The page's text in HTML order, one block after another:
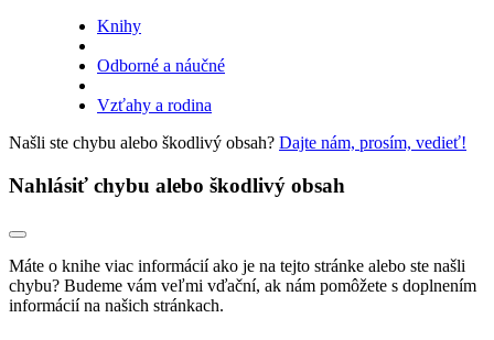
Knihy
Odborné a náučné
Vzťahy a rodina
Našli ste chybu alebo škodlivý obsah? Dajte nám, prosím, vedieť!
Nahlásiť chybu alebo škodlivý obsah
Máte o knihe viac informácií ako je na tejto stránke alebo ste našli
chybu? Budeme vám veľmi vďační, ak nám pomôžete s doplnením
informácií na našich stránkach.